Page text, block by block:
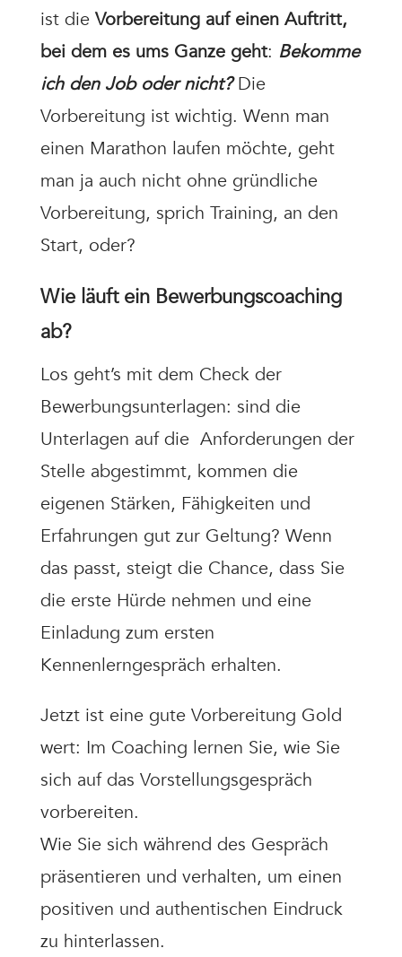
ist die Vorbereitung auf einen Auftritt,
bei dem es ums Ganze geht: Bekomme
ich den Job oder nicht?Die
Vorbereitung ist wichtig. Wenn man
einen Marathon laufen möchte, geht
man ja auch nicht ohne gründliche
Vorbereitung, sprich Training, an den
Start, oder?
Wie läuft ein Bewerbungscoaching
ab?
Los geht’s mit dem Check der
Bewerbungsunterlagen: sind die
Unterlagen auf die Anforderungen der
Stelle abgestimmt, kommen die
eigenen Stärken, Fähigkeiten und
Erfahrungen gut zur Geltung? Wenn
das passt, steigt die Chance, dass Sie
die erste Hürde nehmen und eine
Einladung zum ersten
Kennenlerngespräch erhalten.
Jetzt ist eine gute Vorbereitung Gold
wert: Im Coaching lernen Sie, wie Sie
sich auf das Vorstellungsgespräch
vorbereiten.
Wie Sie sich während des Gespräch
präsentieren und verhalten, um einen
positiven und authentischen Eindruck
zu hinterlassen.